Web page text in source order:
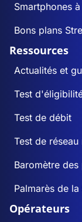
Smartphones
Bons plans
Ressources
Actualités et
Test
Test de débit
Test de
Baromètre des
Palmarès de la
Opérateurs